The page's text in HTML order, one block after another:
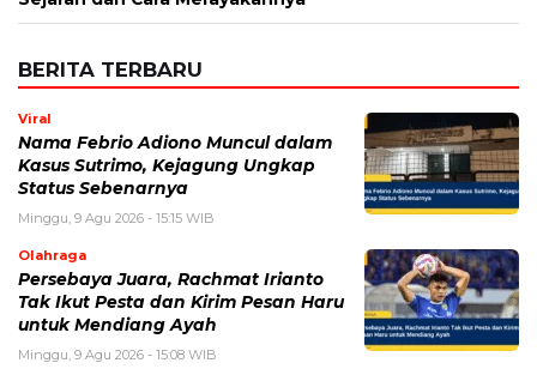
untuk komentar saya berikutnya.
BERITA TERKAIT
Kamis, 6 Agustus 2026 - 15:19 WIB
Cara Ikut Upacara Kemerdekaan di Istana 17 Agustus
2026, Syarat dan Link Pendaftaran
Kamis, 6 Agustus 2026 - 15:01 WIB